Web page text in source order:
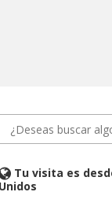
Tu visita es
Unidos